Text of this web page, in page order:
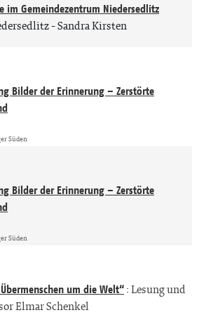
im Gemeindezentrum Niedersedlitz
Sandra Kirsten
Bilder der Erinnerung – Zerstörte
Süden
Bilder der Erinnerung – Zerstörte
Süden
um die Welt“:Lesung und
Elmar Schenkel